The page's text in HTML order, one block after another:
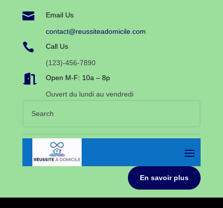
 Email Us
contact@reussiteadomicile.com
 Call Us
(123)-456-7890
 Open M-F: 10a – 8p
Ouvert du lundi au vendredi
En savoir plus